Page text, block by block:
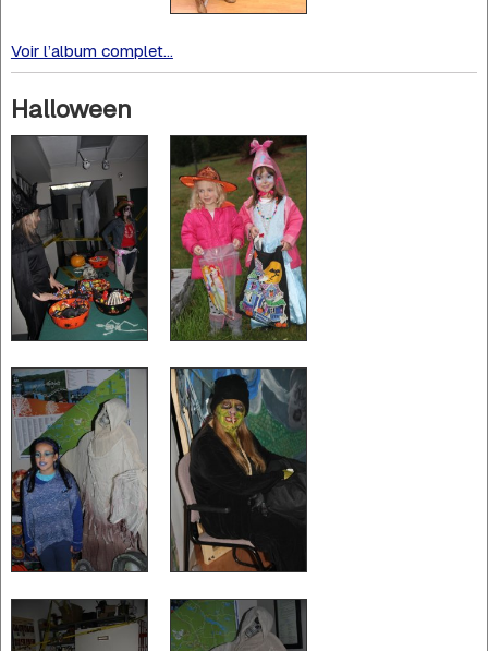
Voir l’album complet...
Halloween